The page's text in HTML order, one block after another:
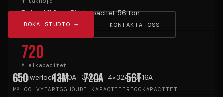
BOKA STUDIO → KONTAKTA OSS
650
M² GOLVYTA
13m
RIGGHÖJD
720A
ELKAPACITET
56t
RIGGKAPACITET
Fri höjd 11,3 m · Riggkapacitet 56 ton
720
A elkapacitet
Powerlock 400A · 3×63A · 4×32A · 3×16A